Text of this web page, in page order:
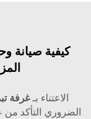
صيانة وحل
المزودة
غرفة تبريد
التأكد من عمل